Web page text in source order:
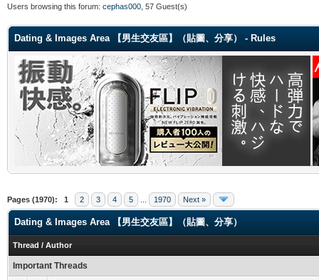
Users browsing this forum: cephas000 , 57 Guest(s)
Dating & Images Area 【男生交友區】（貼圖、分享） - Rules
Pages (1970): 1 2 3 4 5 1970 Next »
Dating & Images Area 【男生交友區】（貼圖、分享）
Thread / Author
Important Threads